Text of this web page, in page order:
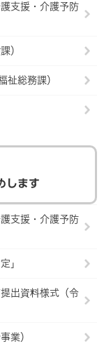
支援・介護予防
）
祉総務課）
します
支援・介護予防
」
出資料様式（令
業）